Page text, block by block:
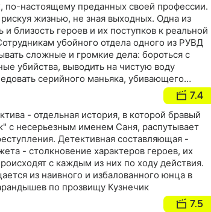
настоящему преданных своей профессии.
жизнью, не зная выходных. Одна из
близость героев и их поступков к реальной
убойного отдела одного из РУВД
сложные и громкие дела: бороться с
убийства, выводить на чистую воду
серийного маньяка, убивающего
7.4
- отдельная история, в которой бравый
с несерьезным именем Саня, распутывает
Детективная составляющая -
- столкновение характеров героев, их
с каждым из них по ходу действия.
из наивного и избалованного юнца в
по прозвищу Кузнечик
7.5